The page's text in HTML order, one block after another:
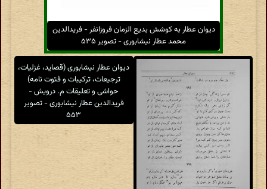
دیوان عطار به کوشش بدیع الزمان فروزانفر - فریدالدین
محمد عطار نیشابوری - تصویر ۵۳۵
دیوان عطار نیشابوری (قصاید، غزلیات،
ترجیعات، ترکیبات و فتوت نامه)
حواشی و تعلیقات م. درویش -
فریدالدین عطار نیشابوری - تصویر
۵۵۳